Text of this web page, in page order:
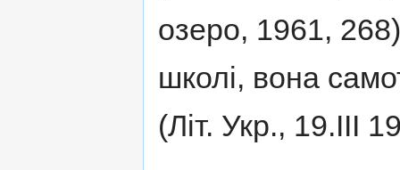
озеро, 1961,
школі, вона
(Літ. Укр., 19.ІІІ